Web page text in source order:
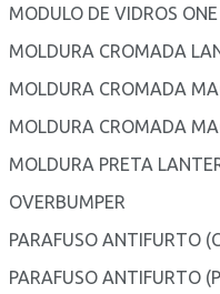
MODULO DE VIDROS
MOLDURA CROMADA
MOLDURA CROMADA
MOLDURA CROMADA
MOLDURA PRETA
OVERBUMPER
PARAFUSO ANTIFURTO
PARAFUSO ANTIFURTO